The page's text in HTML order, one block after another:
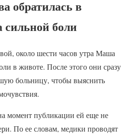
обратилась в
сильной боли
около шести часов утра Маша
в животе. После этого они сразу
больницу, чтобы выяснить
момент публикации ей еще не
По ее словам, медики проводят